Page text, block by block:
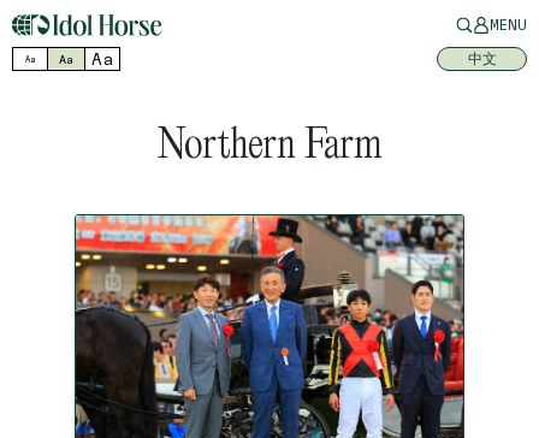
MENU
Aa Aa Aa 中文
Northern Farm